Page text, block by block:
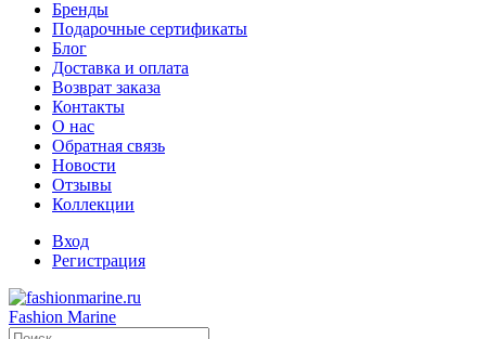
Бренды
Подарочные сертификаты
Блог
Доставка и оплата
Возврат заказа
Контакты
О нас
Обратная связь
Новости
Отзывы
Коллекции
Вход
Регистрация
Fashion Marine